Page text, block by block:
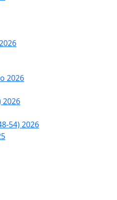
2026
2026
54) 2026